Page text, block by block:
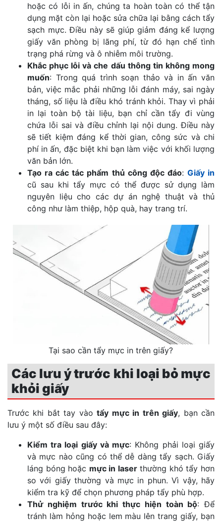
hoặc có lỗi in ấn, chúng ta hoàn toàn có thể tận
dụng mặt còn lại hoặc sửa chữa lại bằng cách tẩy
sạch mực. Điều này sẽ giúp giảm đáng kể lượng
giấy văn phòng bị lãng phí, từ đó hạn chế tình
trạng phá rừng và ô nhiễm môi trường.
Khắc phục lỗi và che dấu thông tin không mong
muốn: Trong quá trình soạn thảo và in ấn văn
bản, việc mắc phải những lỗi đánh máy, sai ngày
tháng, số liệu là điều khó tránh khỏi. Thay vì phải
in lại toàn bộ tài liệu, bạn chỉ cần tẩy đi vùng
chứa lỗi sai và điều chỉnh lại nội dung. Điều này
sẽ tiết kiệm đáng kể thời gian, công sức và chi
phí in ấn, đặc biệt khi bạn làm việc với khối lượng
văn bản lớn.
Tạo ra các tác phẩm thủ công độc đáo: Giấy in
cũ sau khi tẩy mực có thể được sử dụng làm
nguyên liệu cho các dự án nghệ thuật và thủ
công như làm thiệp, hộp quà, hay trang trí.
Tại sao cần tẩy mực in trên giấy?
Các lưu ý trước khi loại bỏ mực
khỏi giấy
Trước khi bắt tay vàotẩy mực in trên giấy, bạn cần
lưu ý một số điều sau đây:
Kiểm tra loại giấy và mực: Không phải loại giấy
và mực nào cũng có thể dễ dàng tẩy sạch. Giấy
láng bóng hoặc mực in laserthường khó tẩy hơn
so với giấy thường và mực in phun. Vì vậy, hãy
kiểm tra kỹ để chọn phương pháp tẩy phù hợp.
Thử nghiệm trước khi thực hiện toàn bộ: Để
tránh làm hỏng hoặc lem màu lên trang giấy, bạn